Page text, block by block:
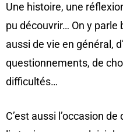
Une histoire, une
pu découvrir… On y parle
aussi de vie en général,
questionnements, de
difficultés…
C’est aussi l’occasion